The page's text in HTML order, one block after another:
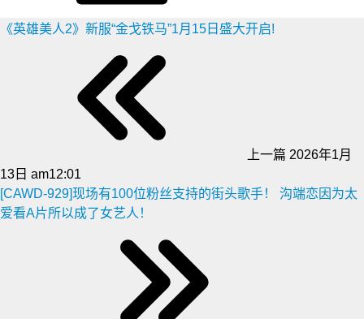
《英雄美人2》新服“金戈铁马”1月15日盛大开启!
上一篇 2026年1月
13日 am12:01
[CAWD-929]现场有100位粉丝支持的街头歌手！ 沟端恋因为太
爱看A片所以成了女艺人！